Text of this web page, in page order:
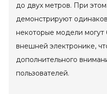
до двух метров. При
демонстрируют
некоторые модели
внешней электронике,
дополнительного
пользователей.